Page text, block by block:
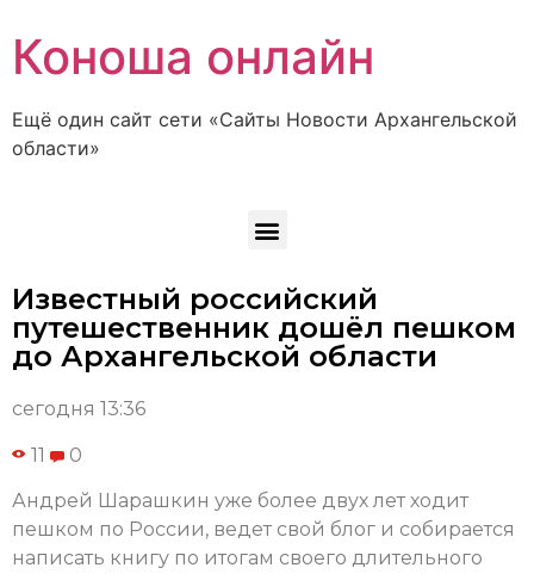
Коноша онлайн
Ещё один сайт сети «Сайты Новости Архангельской
области»
Известный российский
путешественник дошёл пешком
до Архангельской области
сегодня 13:36
11 0
Андрей Шарашкин уже более двух лет ходит
пешком по России, ведет свой блог и собирается
написать книгу по итогам своего длительного